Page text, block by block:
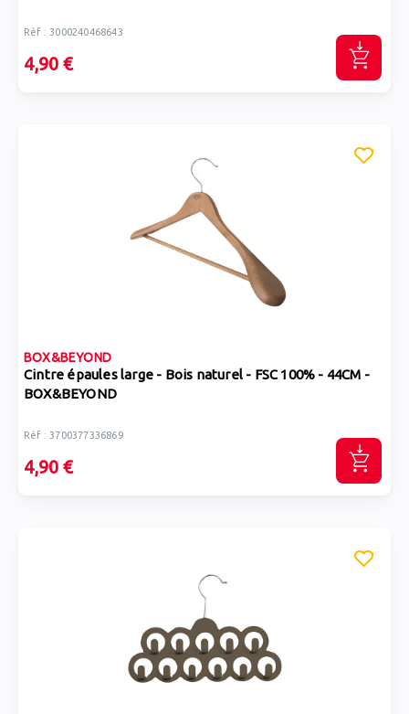
Réf : 3000240468643
4,90 €
BOX&BEYOND
Cintre épaules large - Bois naturel - FSC 100% - 44CM -
BOX&BEYOND
Réf : 3700377336869
4,90 €